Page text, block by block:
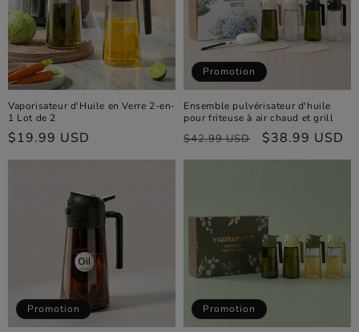
Vaporisateur d'Huile en Verre 2-en-
1 Lot de 2
Prix
habituel
$19.99 USD
Promotion
Ensemble pulvérisateur d'huile
pour friteuse à air chaud et grill
Prix
habituel
$42.99 USD
Prix
promotionnel
$38.99 USD
Promotion Promotion